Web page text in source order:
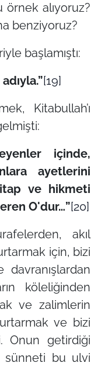
alıyoruz?
benziyoruz?
başlamıştı:
[19]
Kitabullah’ı
içinde,
ayetlerini
ve hikmeti
O'dur…”[20]
akıl
için, bizi
köleliğinden
ve zalimlerin
ve bizi
Onun getirdiği
bu ulvi